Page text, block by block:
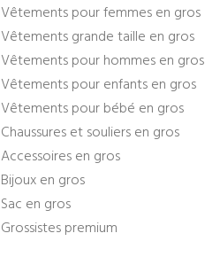
Vêtements pour femmes en gros
Vêtements grande taille en gros
Vêtements pour hommes en gros
Vêtements pour enfants en gros
Vêtements pour bébé en gros
Chaussures et souliers en gros
Accessoires en gros
Bijoux en gros
Sac en gros
Grossistes premium